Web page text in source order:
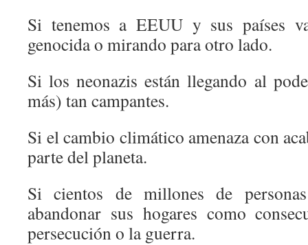
Si tenemos a EEUU y sus países
genocida o mirando para otro lado.
Si los neonazis están llegando al
más) tan campantes.
Si el cambio climático amenaza con
parte del planeta.
Si cientos de millones de
abandonar sus hogares como
persecución o la guerra.